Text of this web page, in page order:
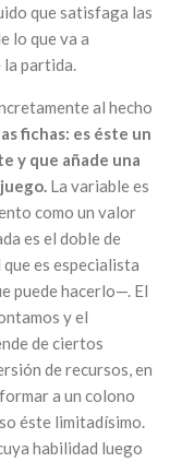
que satisfaga las
lo que va a
partida.
al hecho
fichas: es éste un
y que añade una
La variable es
como un valor
es el doble de
es especialista
puede hacerlo—. El
y el
de ciertos
de recursos, en
a un colono
éste limitadísimo.
habilidad luego